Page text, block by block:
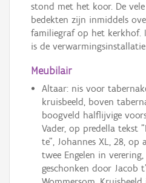
stond met het koor. De
bedekten zijn inmiddels
familiegraf op het kerkhof.
is de
Meubilair
Altaar: nis voor
kruisbeeld, boven
boogveld halflijvige
Vader, op predella tekst
te", Johannes XL, 28,
twee Engelen in verering,
geschonken door Jacob